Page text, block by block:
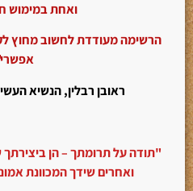
ואחת במימוש
הרשימה מעודדת לחשוב מחוץ
ראובן רבלין, הנשיא
"תודה על תרומתך – הן
ואחרים שידך המכוונת